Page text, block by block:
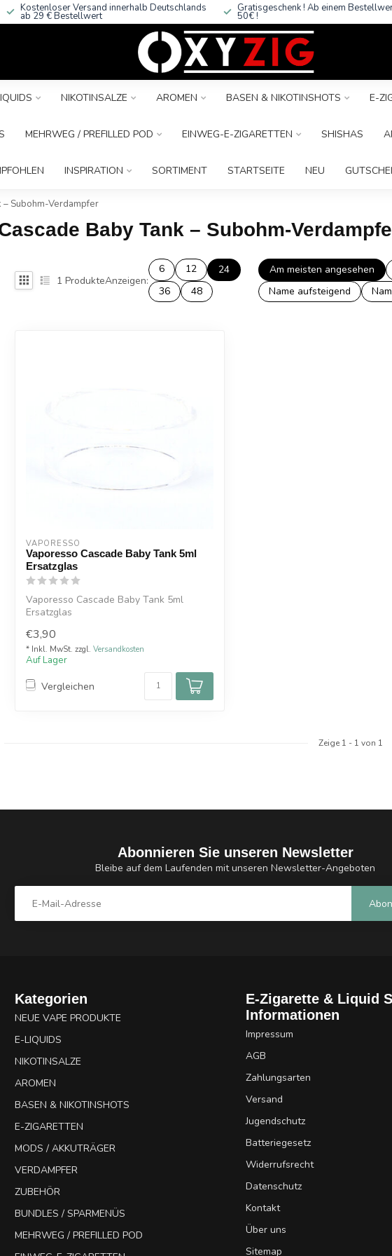
Kostenloser Versand innerhalb Deutschlands
ab 29 € Bestellwert
Gratisgeschenk ! Ab einem
50€ !
NIKOTINSALZE AROMEN BASEN & NIKOTINSHOTS E-
MEHRWEG / PREFILLED POD EINWEG-E-ZIGARETTEN SHISHAS
INSPIRATION SORTIMENT STARTSEITE NEU
– Subohm-Verdampfer
Baby Tank – Subohm-
1 ProdukteAnzeigen:
6 12
24
36
48
Am meisten angesehen
Name aufsteigend
VAPORESSO
Vaporesso Cascade Baby Tank 5ml
Ersatzglas
Vaporesso Cascade Baby Tank 5ml
Ersatzglas
€3,90
* Inkl. MwSt. zzgl. Versandkosten
Auf Lager
Vergleichen
Zeige 1 - 1 von 1
Abonnieren Sie unseren Newsletter
Bleibe auf dem Laufenden mit unseren Newsletter-Angeboten
Kategorien
NEUE VAPE PRODUKTE
E-LIQUIDS
NIKOTINSALZE
AROMEN
BASEN & NIKOTINSHOTS
E-ZIGARETTEN
MODS / AKKUTRÄGER
VERDAMPFER
ZUBEHÖR
BUNDLES / SPARMENÜS
MEHRWEG / PREFILLED POD
E-Zigarette & Liquid
Informationen
Impressum
AGB
Zahlungsarten
Versand
Jugendschutz
Batteriegesetz
Widerrufsrecht
Datenschutz
Kontakt
Über uns
Sitemap